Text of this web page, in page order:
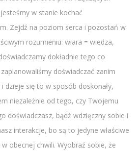
w stanie kochać
Zejdź na poziom serca i pozostań w
rozumieniu: wiara = wiedza,
dokładnie tego co
doświadczać zanim
dzieje się to w sposób doskonały,
niezależnie od tego, czy Twojemu
doświadczasz, bądź wdzięczny sobie i
interakcje, bo są to jedyne właściwe
obecnej chwili. Wyobraź sobie, że